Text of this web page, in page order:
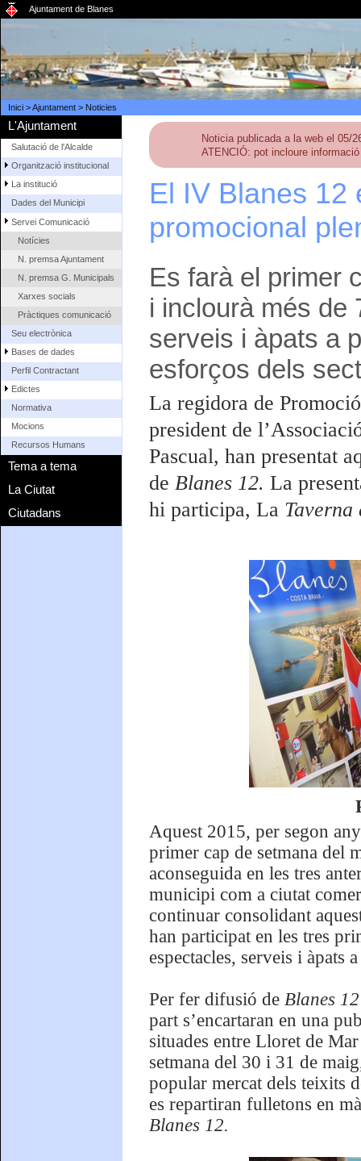
Ajuntament de Blanes
Inici>Ajuntament> Noticies
L'Ajuntament
Salutació de l'Alcalde
Organització institucional
La institució
Dades del Municipi
Servei Comunicació
Notícies
N. premsa Ajuntament
N. premsa G. Municipals
Xarxes socials
Pràctiques comunicació
Seu electrònica
Bases de dades
Perfil Contractant
Edictes
Normativa
Mocions
Recursos Humans
Tema a tema
La Ciutat
Ciutadans
Noticia publicada a la web el 05/
ATENCIÓ: pot incloure
El IV Blanes 12
promocional
Es farà el primer
i inclourà més de
serveis i àpats a
esforços dels
La regidora de
president de
Pascual, han presentat
de Blanes 12. La
hi participa, La Taverna
Aquest 2015, per segon
primer cap de setmana del
aconseguida en les tres
municipi com a ciutat
continuar consolidant
han participat en les tres
espectacles, serveis i àpats
Per fer difusió de Blanes 12
part s’encartaran en una
situades entre Lloret de
setmana del 30 i 31 de
popular mercat dels teixits
es repartiran fulletons en
Blanes 12.